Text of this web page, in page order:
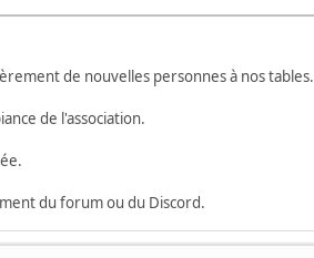
de nouvelles personnes à nos tables.
de l'association.
du forum ou du Discord.